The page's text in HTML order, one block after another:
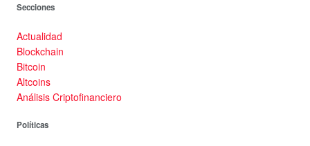
Secciones
Actualidad
Blockchain
Bitcoin
Altcoins
Análisis Criptofinanciero
Políticas